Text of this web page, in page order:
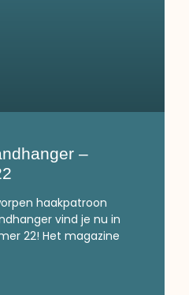
–
haakpatroon
vind je nu in
22! Het magazine